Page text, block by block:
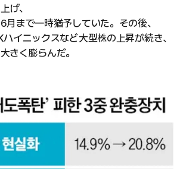
げ、
月まで一時猶予していた。その後、
イニックスなど大型株の上昇が続き、
きく膨らんだ。